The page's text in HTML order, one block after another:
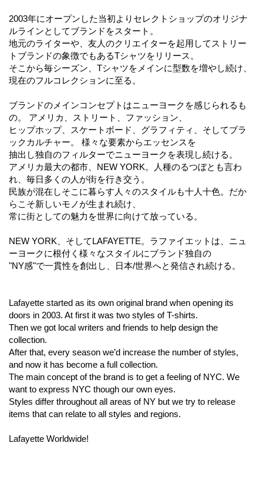
2003年にオープンした当初よりセレクトショップのオリジナ
ルラインとしてブランドをスタート。
地元のライターや、友人のクリエイターを起用してストリー
トブランドの象徴でもあるTシャツをリリース。
そこから毎シーズン、Tシャツをメインに型数を増やし続け、
現在のフルコレクションに至る。
ブランドのメインコンセプトはニューヨークを感じられるも
の。 アメリカ、ストリート、ファッション、
ヒップホップ、スケートボード、グラフィティ、そしてブラ
ックカルチャー。 様々な要素からエッセンスを
抽出し独自のフィルターでニューヨークを表現し続ける。
アメリカ最大の都市、NEW YORK。人種のるつぼとも言わ
れ、毎日多くの人が街を行き交う。
民族が混在しそこに暮らす人々のスタイルも十人十色。だか
らこそ新しいモノが生まれ続け、
常に街としての魅力を世界に向けて放っている。
NEW YORK、そしてLAFAYETTE。ラファイエットは、ニュ
ーヨークに根付く様々なスタイルにブランド独自の
"NY感"で一貫性を創出し、日本/世界へと発信され続ける。
Lafayette started as its own original brand when opening its
doors in 2003. At first it was two styles of T-shirts.
Then we got local writers and friends to help design the
collection.
After that, every season we’d increase the number of styles,
and now it has become a full collection.
The main concept of the brand is to get a feeling of NYC. We
want to express NYC though our own eyes.
Styles differ throughout all areas of NY but we try to release
items that can relate to all styles and regions.
Lafayette Worldwide!